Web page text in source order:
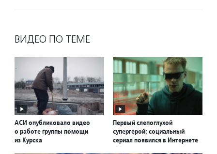
ВИДЕО ПО ТЕМЕ
АСИ опубликовало видео
о работе группы помощи
из Курска
Первый слепоглухой
супергерой: социальный
сериал появился в Интернете